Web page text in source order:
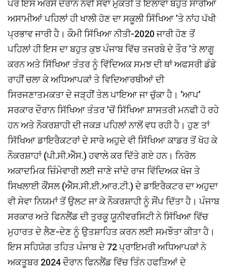
ਪਰ ਇਸ ਅਰਸੇ ਦੌਰਾਨ ਨਵੀਂ ਸੇਵਾ ਮੁਕਤੀ ਤੋਂ ਇਲਾਵਾ ਬਹੁਤ ਸਾਰੀਆਂ
ਅਸਾਮੀਆਂ ਪਹਿਲਾਂ ਹੀ ਖਾਲੀ ਹੋਣ ਦਾ ਸਕੂਲੀ ਸਿੱਖਿਆ ’ਤੇ ਨਾਂਹ ਪੱਖੀ
ਪ੍ਰਭਾਵ ਜਾਰੀ ਹੈ। ਕੌਮੀ ਸਿੱਖਿਆ ਨੀਤੀ-2020 ਜਾਰੀ ਹੋਣ ਤੋਂ
ਪਹਿਲਾਂ ਹੀ ਇਸ ਦਾ ਬਹੁਤ ਕੁਝ ਪੰਜਾਬ ਵਿੱਚ ਤਜਰਬੇ ਦੇ ਤੌਰ ’ਤੇ ਲਾਗੂ
ਕਰਨ ਅਤੇ ਸਿੱਖਿਆ ਤੰਤਰ ਨੂੰ ਵਿੱਦਿਅਕ ਸਮਝ ਦੀ ਥਾਂ ਅਫਸਰੀ ਡੰਡੇ
ਰਾਹੀਂ ਚਲਾ ਕੇ ਅਧਿਆਪਕਾਂ ਤੇ ਵਿਦਿਆਰਥੀਆਂ ਦੀ
ਸਿਰਜਣਾਤਮਕਤਾ ਦੇ ਜੜ੍ਹੀਂ ਤੇਲ ਪਾਇਆ ਜਾ ਚੁੱਕਾ ਹੈ। ‘ਆਪ’
ਸਰਕਾਰ ਦੌਰਾਨ ਸਿੱਖਿਆ ਤੰਤਰ ’ਚੋਂ ਸਿੱਖਿਆ ਸ਼ਾਸਤਰੀ ਮਨਫੀ ਹੋ ਰਹੇ
ਹਨ ਅਤੇ ਨੌਕਰਸ਼ਾਹੀ ਦੀ ਜਕੜ ਪਹਿਲਾਂ ਨਾਲੋਂ ਵਧ ਰਹੀ ਹੈ। ਹੁਣ ਤਾਂ
ਸਿੱਖਿਆ ਡਾਇਰੈਕਟਰਾਂ ਦੇ ਸਾਰੇ ਅਹੁਦੇ ਵੀ ਸਿੱਖਿਆ ਕਾਡਰ ਤੋਂ ਖੋਹ ਕੇ
ਨੌਕਰਸ਼ਾਹਾਂ (ਪੀ.ਸੀ.ਐੱਸ.) ਹਵਾਲੇ ਕਰ ਦਿੱਤੇ ਗਏ ਹਨ। ਨਿਰੋਲ
ਅਕਾਦਮਿਕ ਜ਼ਿੰਮੇਵਾਰੀ ਲਈ ਜਾਣੇ ਜਾਂਦੇ ਰਾਜ ਵਿੱਦਿਅਕ ਖੋਜ ਤੇ
ਸਿਖਲਾਈ ਕੌਂਸਲ (ਐੱਸ.ਸੀ.ਈ.ਆਰ.ਟੀ.) ਦੇ ਡਾਇਰੈਕਟਰ ਦਾ ਅਹੁਦਾ
ਵੀ ਸੇਵਾ ਨਿਯਮਾਂ ਤੋਂ ਉਲਟ ਜਾ ਕੇ ਨੌਕਰਸ਼ਾਹੀ ਨੂੰ ਸੌਂਪ ਦਿੱਤਾ ਹੈ। ਪੰਜਾਬ
ਸਰਕਾਰ ਅਤੇ ਫਿਨਲੈਂਡ ਦੀ ਤੁਰਕੂ ਯੂਨੀਵਰਸਿਟੀ ਨੇ ਸਿੱਖਿਆ ਵਿੱਚ
ਮੁਹਾਰਤ ਦੇ ਲੈਣ-ਦੇਣ ਨੂੰ ਉਤਸ਼ਾਹਿਤ ਕਰਨ ਲਈ ਸਮਝੌਤਾ ਕੀਤਾ ਹੈ।
ਇਸ ਸਹਿਯੋਗ ਤਹਿਤ ਪੰਜਾਬ ਦੇ 72 ਪ੍ਰਾਇਮਰੀ ਅਧਿਆਪਕਾਂ ਨੇ
ਅਕਤੂਬਰ 2024 ਦੌਰਾਨ ਫਿਨਲੈਂਡ ਵਿੱਚ ਤਿੰਨ ਹਫਤਿਆਂ ਦੇ